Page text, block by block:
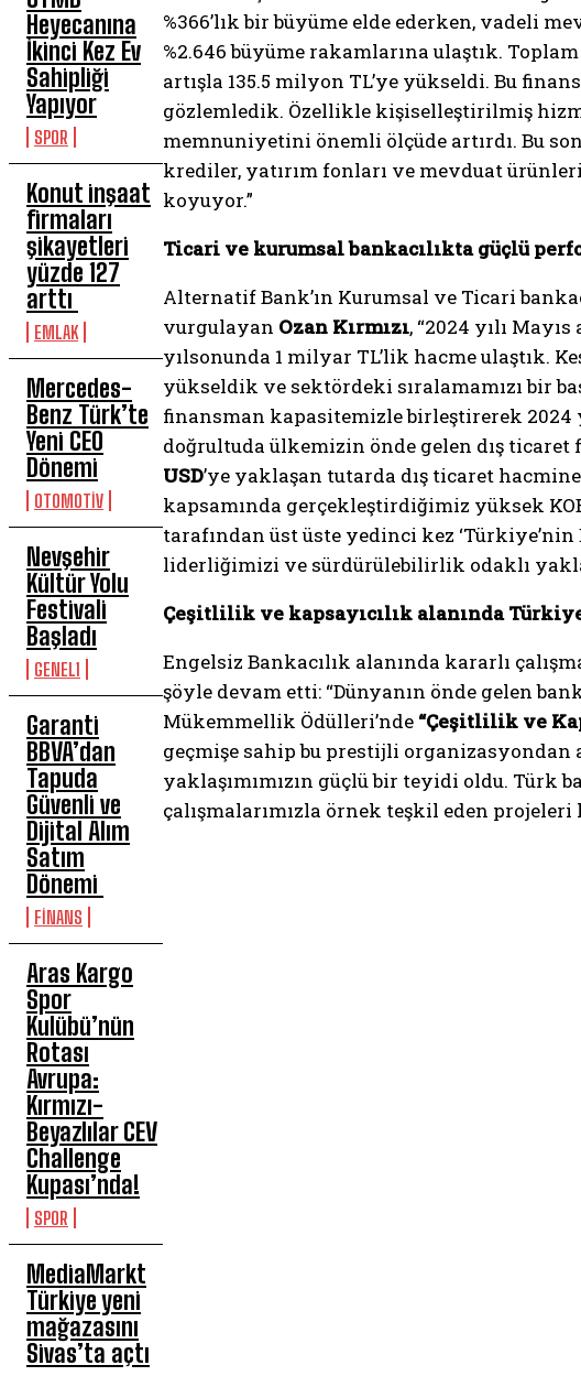
Heyecanına
İkinci Kez Ev
Sahipliği
Yapıyor
SPOR
Konut inşaat
firmaları
şikayetleri
yüzde 127
arttı
EMLAK
Mercedes-
Benz Türk’te
Yeni CEO
Dönemi
OTOMOTİV
Nevşehir
Kültür Yolu
Festivali
Başladı
GENEL1
Garanti
BBVA’dan
Tapuda
Güvenli ve
Dijital Alım
Satım
Dönemi
FİNANS
Aras Kargo
Spor
Kulübü’nün
Rotası
Avrupa:
Kırmızı-
Beyazlılar CEV
Challenge
Kupası’nda!
SPOR
MediaMarkt
Türkiye yeni
mağazasını
Sivas’ta açtı
%366’lık bir büyüme elde ederken, vadeli
%2.646 büyüme rakamlarına ulaştık.
artışla 135.5 milyon TL’ye yükseldi. Bu
gözlemledik. Özellikle kişiselleştirilmiş
memnuniyetini önemli ölçüde artırdı. Bu
krediler, yatırım fonları ve mevduat
koyuyor.”
Ticari ve kurumsal bankacılıkta güçlü
Alternatif Bank’ın Kurumsal ve Ticari
vurgulayan Ozan Kırmızı, “2024 yılı
yılsonunda 1 milyar TL’lik hacme ulaştık.
yükseldik ve sektördeki sıralamamızı bir
finansman kapasitemizle birleştirerek 2024
doğrultuda ülkemizin önde gelen dış ticaret
USD’ye yaklaşan tutarda dış ticaret hacmine
kapsamında gerçekleştirdiğimiz yüksek
tarafından üst üste yedinci kez ‘Türkiye’nin
liderliğimizi ve sürdürülebilirlik odaklı
Çeşitlilik ve kapsayıcılık alanında
Engelsiz Bankacılık alanında kararlı
şöyle devam etti: “Dünyanın önde gelen
Mükemmellik Ödülleri’nde “Çeşitlilik ve
geçmişe sahip bu prestijli organizasyondan
yaklaşımımızın güçlü bir teyidi oldu. Türk
çalışmalarımızla örnek teşkil eden